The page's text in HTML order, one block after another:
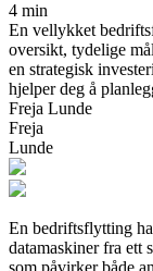
4 min
En vellykket
oversikt, tydelige
en strategisk
hjelper deg å
Freja Lunde
Freja
Lunde
En bedriftsflytting
datamaskiner fra ett
som påvirker både